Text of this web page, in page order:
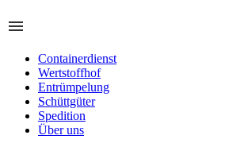
Containerdienst
Wertstoffhof
Entrümpelung
Schüttgüter
Spedition
Über uns